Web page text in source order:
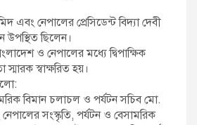
এবং নেপালের প্রেসিডেন্ট বিদ্যা দেবী
উপস্থিত ছিলেন।
ও নেপালের মধ্যে দ্বিপাক্ষিক
স্বাক্ষরিত হয়।
বিমান চলাচল ও পর্যটন সচিব মো.
সংস্কৃতি, পর্যটন ও বেসামরিক